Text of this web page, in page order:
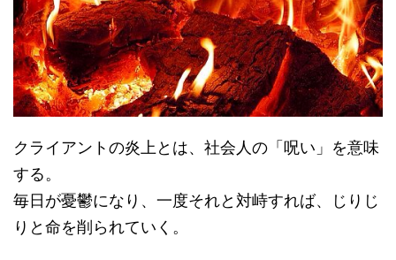
クライアントの炎上とは、社会人の「呪い」を意味
する。
毎日が憂鬱になり、一度それと対峙すれば、じりじ
りと命を削られていく。